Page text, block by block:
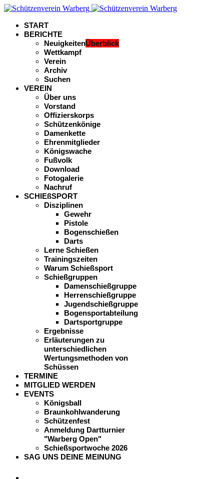
START
BERICHTE
NeuigkeitenÜberblick
Wettkampf
Verein
Archiv
Suchen
VEREIN
Über uns
Vorstand
Offizierskorps
Schützenkönige
Damenkette
Ehrenmitglieder
Königswache
Fußvolk
Download
Fotogalerie
Nachruf
SCHIEßSPORT
Disziplinen
Gewehr
Pistole
Bogenschießen
Darts
Lerne Schießen
Trainingszeiten
Warum Schießsport
Schießgruppen
Damenschießgruppe
Herrenschießgruppe
Jugendschießgruppe
Bogensportabteilung
Dartsportgruppe
Ergebnisse
Erläuterungen zu
unterschiedlichen
Wertungsmethoden von
Schüssen
TERMINE
MITGLIED WERDEN
EVENTS
Königsball
Braunkohlwanderung
Schützenfest
Anmeldung Dartturnier
"Warberg Open"
Schießsportwoche 2026
SAG UNS DEINE MEINUNG